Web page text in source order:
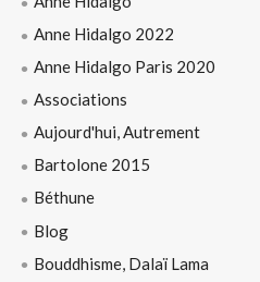
Anne Hidalgo 2022
Anne Hidalgo Paris 2020
Associations
Aujourd'hui, Autrement
Bartolone 2015
Béthune
Blog
Bouddhisme, Dalaï Lama